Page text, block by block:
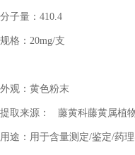
分子量： 410.4
规格： 20mg/支
外观：黄色粉末
提取来源： 藤黄科藤黄属植
用途：用于含量测定/鉴定/药理